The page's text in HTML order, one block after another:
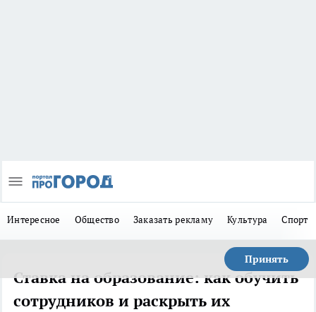
Интересное Общество Заказать рекламу Культура Спорт
Принять
Ставка на образование: как обучить
сотрудников и раскрыть их